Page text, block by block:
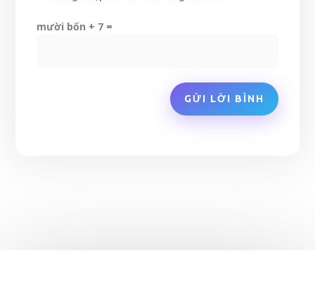
mười bốn + 7 =
GỬI LỜI BÌNH